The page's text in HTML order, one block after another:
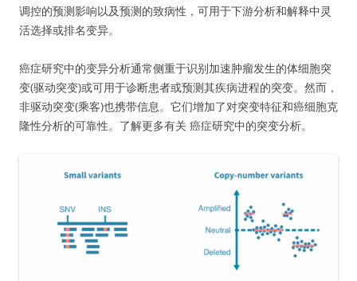
调控的预测影响以及预测的致病性，可用于下游分析和解释中灵
活选择或排名变异。
癌症研究中的变异分析通常侧重于识别加速肿瘤发生的体细胞突
变(驱动突变)或可用于诊断患者或预测其疾病进程的突变。然而，
非驱动突变(乘客)也携带信息。它们增加了对突变特征和癌细胞克
隆性分析的可靠性。了解更多有关 癌症研究中的突变分析。